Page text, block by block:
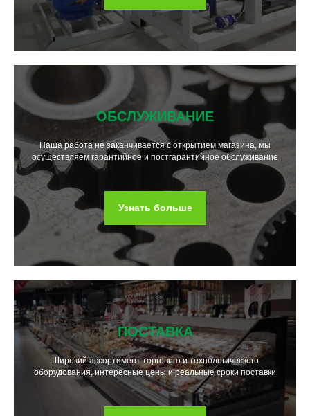
ОБСЛУЖИВАНИЕ
Наша работа не заканчивается с открытием магазина, мы
осуществляем гарантийное и постгарантийное обслуживание
Узнать больше
ПОСТАВКА
Широкий ассортимент торгового и технологического
оборудования, интересные цены и реальные сроки поставки